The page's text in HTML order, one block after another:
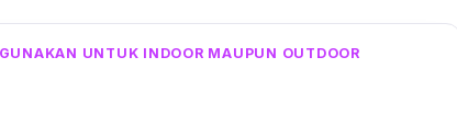
UNTUK INDOOR MAUPUN OUTDOOR